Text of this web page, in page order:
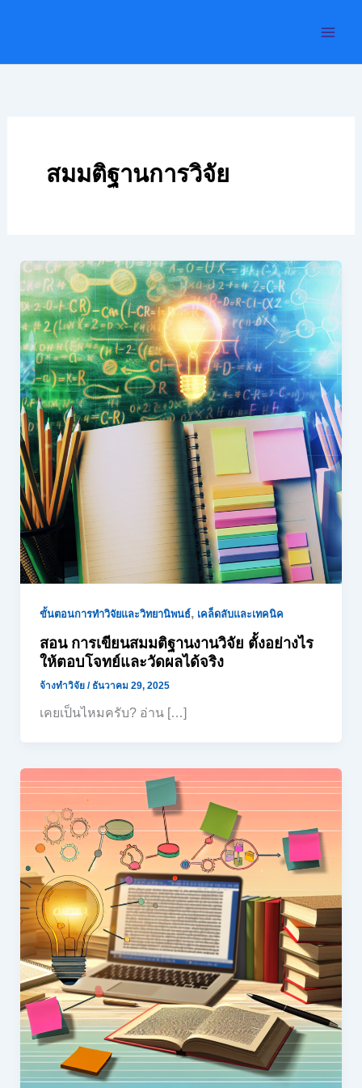
สมมติฐานการวิจัย
ขั้นตอนการทำวิจัยและวิทยานิพนธ์, เคล็ดลับและเทคนิค
สอน การเขียนสมมติฐานงานวิจัย ตั้งอย่างไร
ให้ตอบโจทย์และวัดผลได้จริง
จ้างทำวิจัย / ธันวาคม 29, 2025
เคยเป็นไหมครับ? อ่าน […]